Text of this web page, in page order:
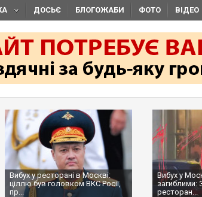
ДОСЬЄ БЛОГОЖАБИ ФОТО ВІДЕО
Вибух у ресторані в Москві:
ціллю був головком ВКС Росії,
пр...
Вибух у
загиблими:
ресторан...